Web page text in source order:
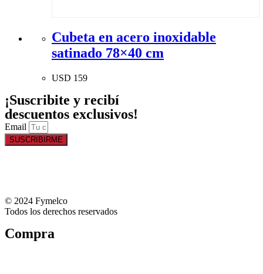
Cubeta en acero inoxidable
satinado 78×40 cm
USD 159
¡Suscribite y recibí
descuentos exclusivos!
Email
SUSCRIBIRME
© 2024 Fymelco
Todos los derechos reservados
Compra